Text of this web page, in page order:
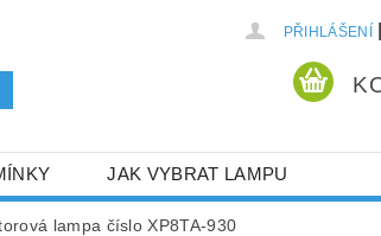
PŘIHLÁŠENÍ
JAK VYBRAT LAMPU
lampa číslo XP8TA-930